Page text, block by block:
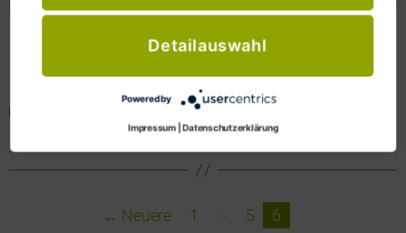
„Online
Marketing
Kanäle
ihre
das
Verhalten
Seitennummerierung
← Neuere 1 5 6
Detailauswahl
Powered by
Impressum Datenschutzerklärung